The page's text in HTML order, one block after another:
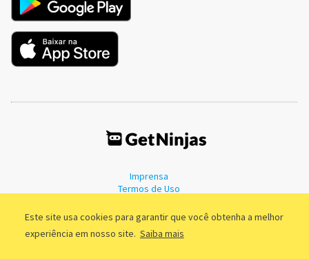
Este site usa cookies para garantir que você obtenha a melhor
experiência em nosso site. Saiba mais
Imprensa
Termos de Uso